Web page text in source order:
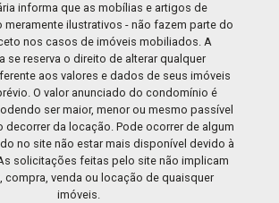
informa que as mobílias e artigos de
meramente ilustrativos - não fazem parte do
nos casos de imóveis mobiliados. A
se reserva o direito de alterar qualquer
aos valores e dados de seus imóveis
O valor anunciado do condomínio é
ser maior, menor ou mesmo passível
decorrer da locação. Pode ocorrer de algum
no site não estar mais disponível devido à
solicitações feitas pelo site não implicam
compra, venda ou locação de quaisquer
imóveis.